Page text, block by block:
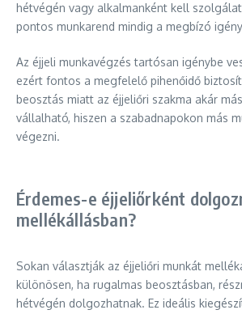
hétvégén vagy alkalmanként kell
pontos munkarend mindig a megbízó
Az éjjeli munkavégzés tartósan igénybe
ezért fontos a megfelelő pihenőidő
beosztás miatt az éjjeliőri szakma akár
vállalható, hiszen a szabadnapokon más
végezni.
Érdemes-e éjjeliőrként
mellékállásban?
Sokan választják az éjjeliőri munkát
különösen, ha rugalmas beosztásban,
hétvégén dolgozhatnak. Ez ideális